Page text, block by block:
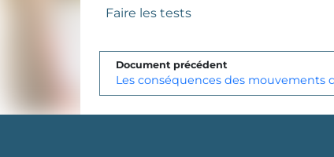
Faire les tests
Document précédent
Les conséquences des mouvements